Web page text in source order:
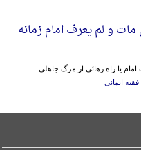
و لم یعرف امام زمانه
یا راه رهائی از مرگ جاهلی
ایمانی